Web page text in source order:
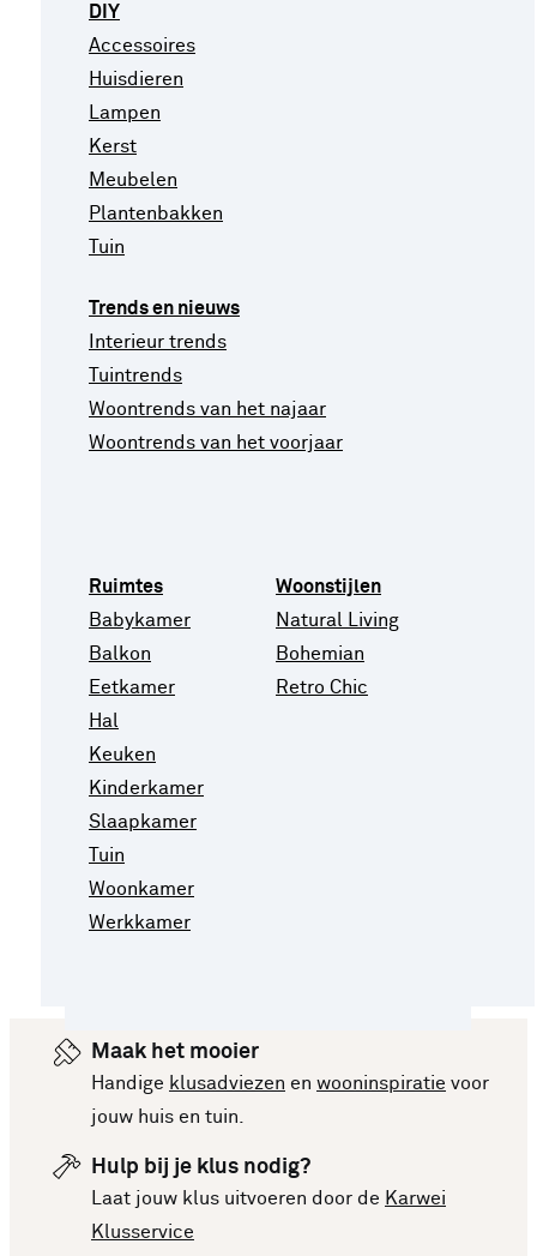
DIY
Accessoires
Huisdieren
Lampen
Kerst
Meubelen
Plantenbakken
Tuin
Trends en nieuws
Interieur trends
Tuintrends
Woontrends van het najaar
Woontrends van het voorjaar
Ruimtes
Babykamer
Balkon
Eetkamer
Hal
Keuken
Kinderkamer
Slaapkamer
Tuin
Woonkamer
Werkkamer
Woonstijlen
Natural Living
Bohemian
Retro Chic
Maak het mooier
Handige klusadviezen en wooninspiratie voor
jouw huis en tuin.
Hulp bij je klus nodig?
Laat jouw klus uitvoeren door de Karwei
Klusservice